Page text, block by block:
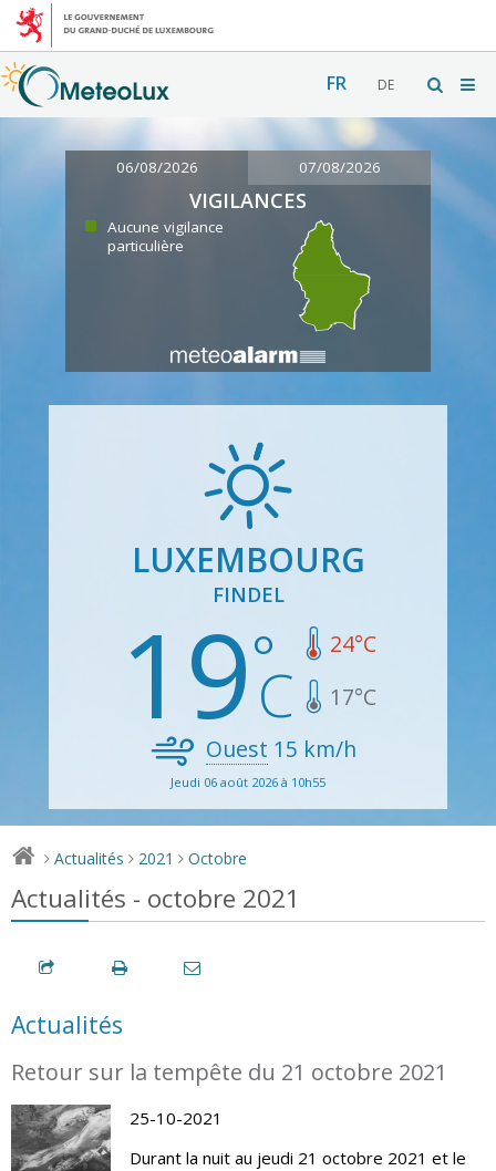
FR DE
06/08/2026 07/08/2026
VIGILANCES
Aucune vigilance
particulière
LUXEMBOURG
FINDEL
19 24°C
17°C
Ouest 15 km/h
Jeudi 06 août 2026 à 10h55
> Actualités > 2021 > Octobre
Actualités - octobre 2021
Actualités
Retour sur la tempête du 21 octobre 2021
25-10-2021
Durant la nuit au jeudi 21 octobre 2021 et le